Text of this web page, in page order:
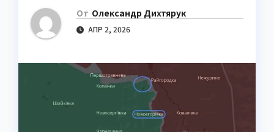
От Олександр Дихтярук
АПР 2, 2026